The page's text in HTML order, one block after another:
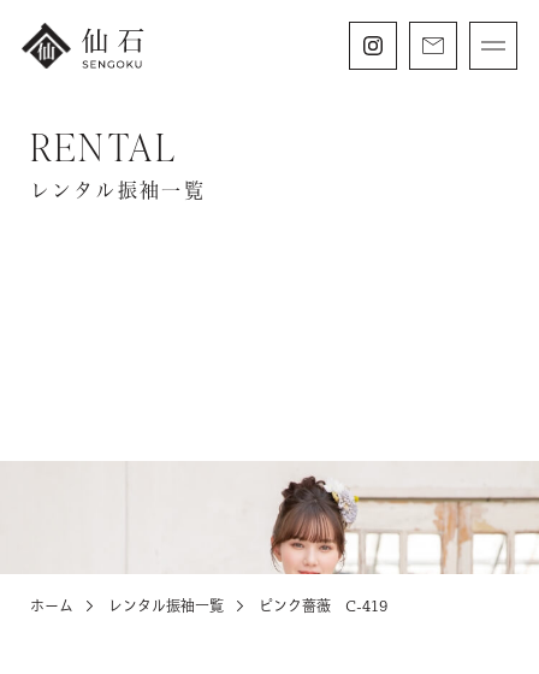
FURISODE 振袖・紋付袴レンタル
フォトウェディング
KIDS
RENTAL
レンタル振袖一覧
ホーム レンタル振袖一覧 ピンク薔薇 C-419